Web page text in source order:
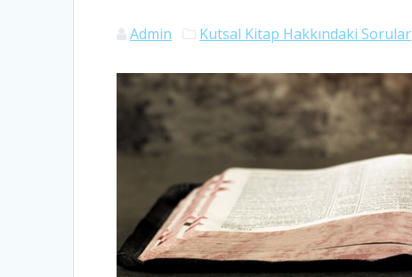
Admin Kutsal Kitap Hakkındaki Sorular